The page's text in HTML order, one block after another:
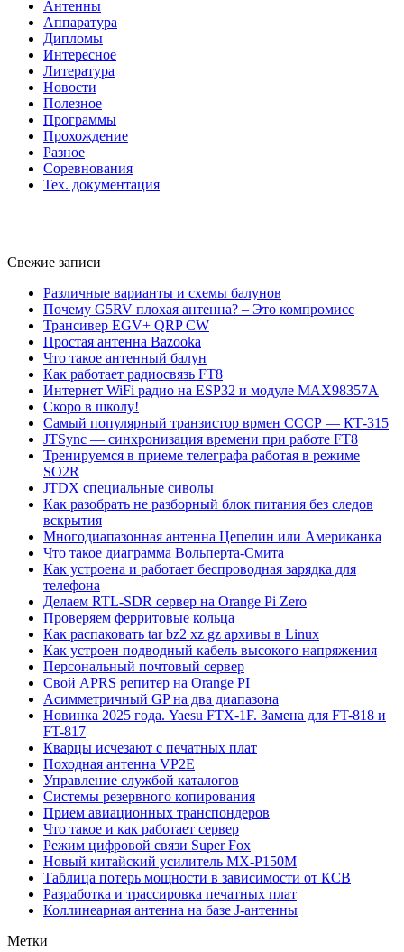
Антенны
Аппаратура
Дипломы
Интересное
Литература
Новости
Полезное
Программы
Прохождение
Разное
Соревнования
Тех. документация
Свежие записи
Различные варианты и схемы балунов
Почему G5RV плохая антенна? – Это компромисс
Трансивер EGV+ QRP CW
Простая антенна Bazooka
Что такое антенный балун
Как работает радиосвязь FT8
Интернет WiFi радио на ESP32 и модуле MAX98357A
Скоро в школу!
Самый популярный транзистор врмен СССР — КТ-315
JTSync — синхронизация времени при работе FT8
Тренируемся в приеме телеграфа работая в режиме
SO2R
JTDX специальные сиволы
Как разобрать не разборный блок питания без следов
вскрытия
Многодиапазонная антенна Цепелин или Американка
Что такое диаграмма Вольперта-Смита
Как устроена и работает беспроводная зарядка для
телефона
Делаем RTL-SDR сервер на Orange Pi Zero
Проверяем ферритовые кольца
Как распаковать tar bz2 xz gz архивы в Linux
Как устроен подводный кабель высокого напряжения
Персональный почтовый сервер
Свой APRS репитер на Orange PI
Асимметричный GP на два диапазона
Новинка 2025 года. Yaesu FTX-1F. Замена для FT-818 и
FT-817
Кварцы исчезают с печатных плат
Походная антенна VP2E
Управление службой каталогов
Системы резервного копирования
Прием авиационных транспондеров
Что такое и как работает сервер
Режим цифровой связи Super Fox
Новый китайский усилитель MX-P150M
Таблица потерь мощности в зависимости от КСВ
Разработка и трассировка печатных плат
Коллинеарная антенна на базе J-антенны
Метки